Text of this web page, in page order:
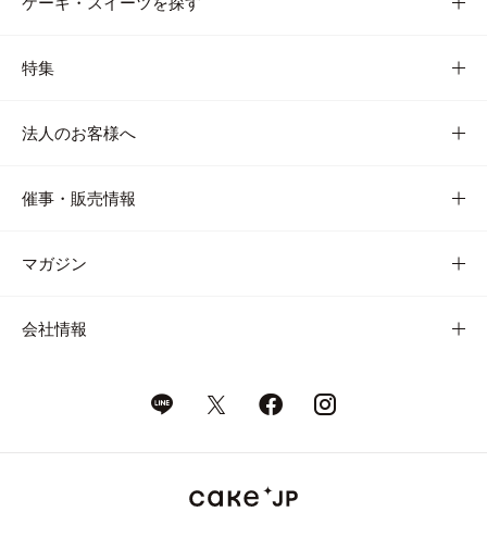
特集
法人のお客様へ
催事・販売情報
マガジン
会社情報